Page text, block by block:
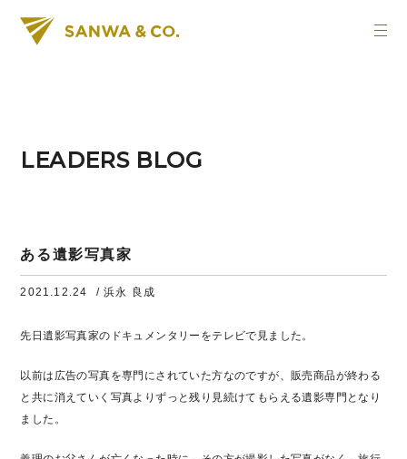
LEADERS BLOG
ある遺影写真家
2021.12.24 / 浜永 良成
先日遺影写真家のドキュメンタリーをテレビで見ました。
以前は広告の写真を専門にされていた方なのですが、販売商品が終わる
と共に消えていく写真よりずっと残り見続けてもらえる遺影専門となり
ました。